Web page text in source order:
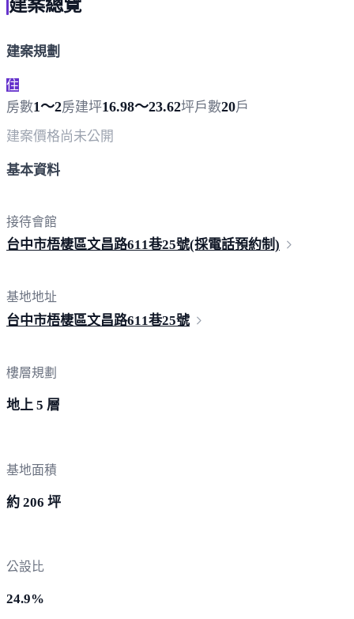
建案總覽
建案規劃
住
房數1～2房建坪16.98～23.62坪戶數20戶
建案價格尚未公開
基本資料
接待會館
台中市梧棲區文昌路611巷25號(採電話預約制)
基地地址
台中市梧棲區文昌路611巷25號
樓層規劃
地上 5 層
基地面積
約 206 坪
公設比
24.9%